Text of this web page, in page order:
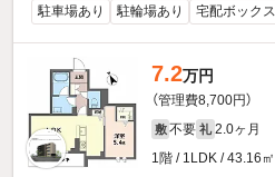
駐車場あり 駐輪場あり 宅配ボックス
7.2万円
（管理費8,700円）
敷 不要 礼 2.0ヶ月
1階 / 1LDK / 43.16㎡